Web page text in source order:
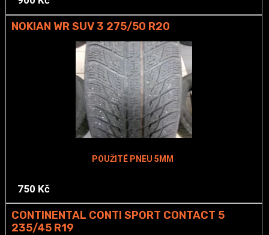
NOKIAN WR SUV 3 275/50 R20
POUŽITÉ PNEU 5MM
750 Kč
CONTINENTAL CONTI SPORT CONTACT 5
235/45 R19